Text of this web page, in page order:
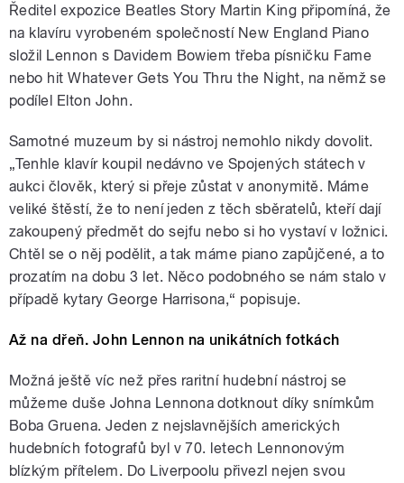
pause
Ředitel expozice Beatles Story Martin King připomíná, že
na klavíru vyrobeném společností New England Piano
složil Lennon s Davidem Bowiem třeba písničku Fame
nebo hit Whatever Gets You Thru the Night, na němž se
podílel Elton John.
Samotné muzeum by si nástroj nemohlo nikdy dovolit.
„Tenhle klavír koupil nedávno ve Spojených státech v
aukci člověk, který si přeje zůstat v anonymitě. Máme
veliké štěstí, že to není jeden z těch sběratelů, kteří dají
zakoupený předmět do sejfu nebo si ho vystaví v ložnici.
Chtěl se o něj podělit, a tak máme piano zapůjčené, a to
prozatím na dobu 3 let. Něco podobného se nám stalo v
případě kytary George Harrisona,“ popisuje.
Až na dřeň. John Lennon na unikátních fotkách
Možná ještě víc než přes raritní hudební nástroj se
můžeme duše Johna Lennona dotknout díky snímkům
Boba Gruena. Jeden z nejslavnějších amerických
hudebních fotografů byl v 70. letech Lennonovým
blízkým přítelem. Do Liverpoolu přivezl nejen svou